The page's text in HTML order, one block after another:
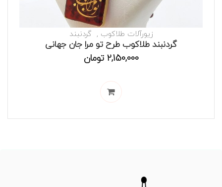
زیورآلات طلاکوب گردنبند
گردنبند طلاکوب طرح تو مرا جان جهانی
2,150,000 تومان